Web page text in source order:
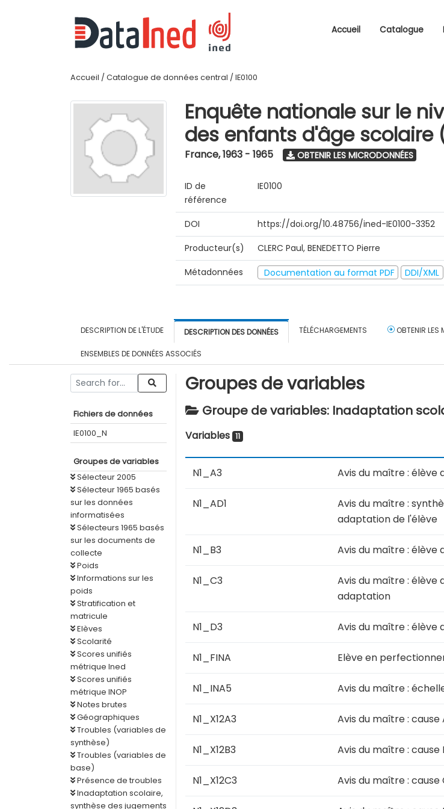
Accueil Catalogue
Accueil / Catalogue de données central / IE0100
Enquête nationale sur le
des enfants d'âge scolaire
France,1963 - 1965 OBTENIR LES MICRODONNÉES
ID de
référence
IE0100
DOI
https://doi.org/10.48756/ined-IE0100-3352
Producteur(s)
CLERC Paul, BENEDETTO Pierre
Métadonnées
Documentation au format PDF DDI/XML
DESCRIPTION DE L'ÉTUDE DESCRIPTION DES DONNÉES TÉLÉCHARGEMENTS OBTENIR LES
ENSEMBLES DE DONNÉES ASSOCIÉS
Fichiers de données
IE0100_N
Groupes de variables
Sélecteur 2005
Sélecteur 1965 basés
sur les données
informatisées
Sélecteurs 1965 basés
sur les documents de
collecte
Poids
Informations sur les
poids
Stratification et
matricule
Elèves
Scolarité
Scores unifiés
métrique Ined
Scores unifiés
métrique INOP
Notes brutes
Géographiques
Troubles (variables de
synthèse)
Troubles (variables de
base)
Présence de troubles
Inadaptation scolaire,
synthèse des jugements
Groupes de variables
Groupe de variables: Inadaptation
Variables 11
N1_A3 Avis du maître :
N1_AD1
Avis du maître :
adaptation de l'élève
N1_B3 Avis du maître :
N1_C3
Avis du maître : élève
adaptation
N1_D3 Avis du maître :
N1_FINA Elève en
N1_INA5 Avis du maître :
N1_X12A3 Avis du maître :
N1_X12B3 Avis du maître :
N1_X12C3 Avis du maître :